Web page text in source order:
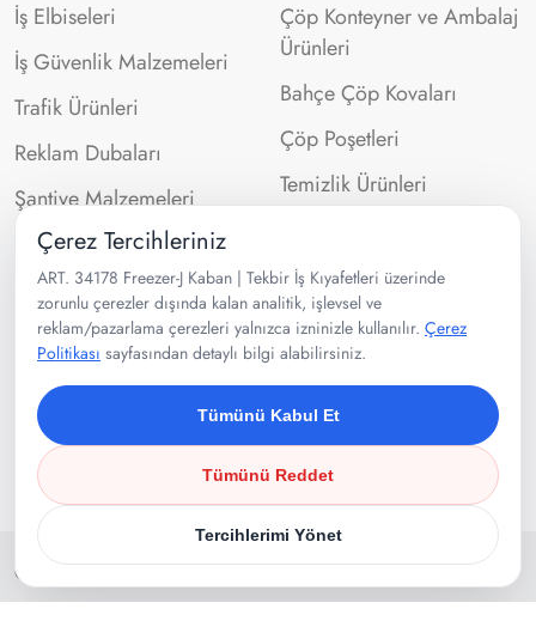
İş Elbiseleri
İş Güvenlik Malzemeleri
Trafik Ürünleri
Reklam Dubaları
Şantiye Malzemeleri
Çöp Konteyner ve Ambalaj
Ürünleri
Bahçe Çöp Kovaları
Çöp Poşetleri
Temizlik Ürünleri
İletişim Bilgileri
0532 302 99 43
Velibaba Mah Ankara Cad. No:95
Pendik/İSTANBUL
Copyright 2025Tekbir İş Kıyafetleri. Tüm Hakları Saklıdır.
Çerez Tercihleriniz
ART. 34178 Freezer-J Kaban | Tekbir İş Kıyafetleri üzerinde
zorunlu çerezler dışında kalan analitik, işlevsel ve
reklam/pazarlama çerezleri yalnızca izninizle kullanılır. Çerez
Politikası sayfasından detaylı bilgi alabilirsiniz.
Tümünü Kabul Et
Tümünü Reddet
Tercihlerimi Yönet